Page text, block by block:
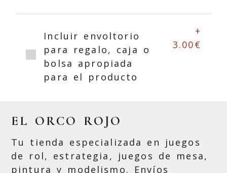
Incluir envoltorio
para regalo, caja o
bolsa apropiada
para el producto
+
3.00€
EL ORCO ROJO
Tu tienda especializada en juegos
de rol, estrategia, juegos de mesa,
pintura y modelismo. Envíos